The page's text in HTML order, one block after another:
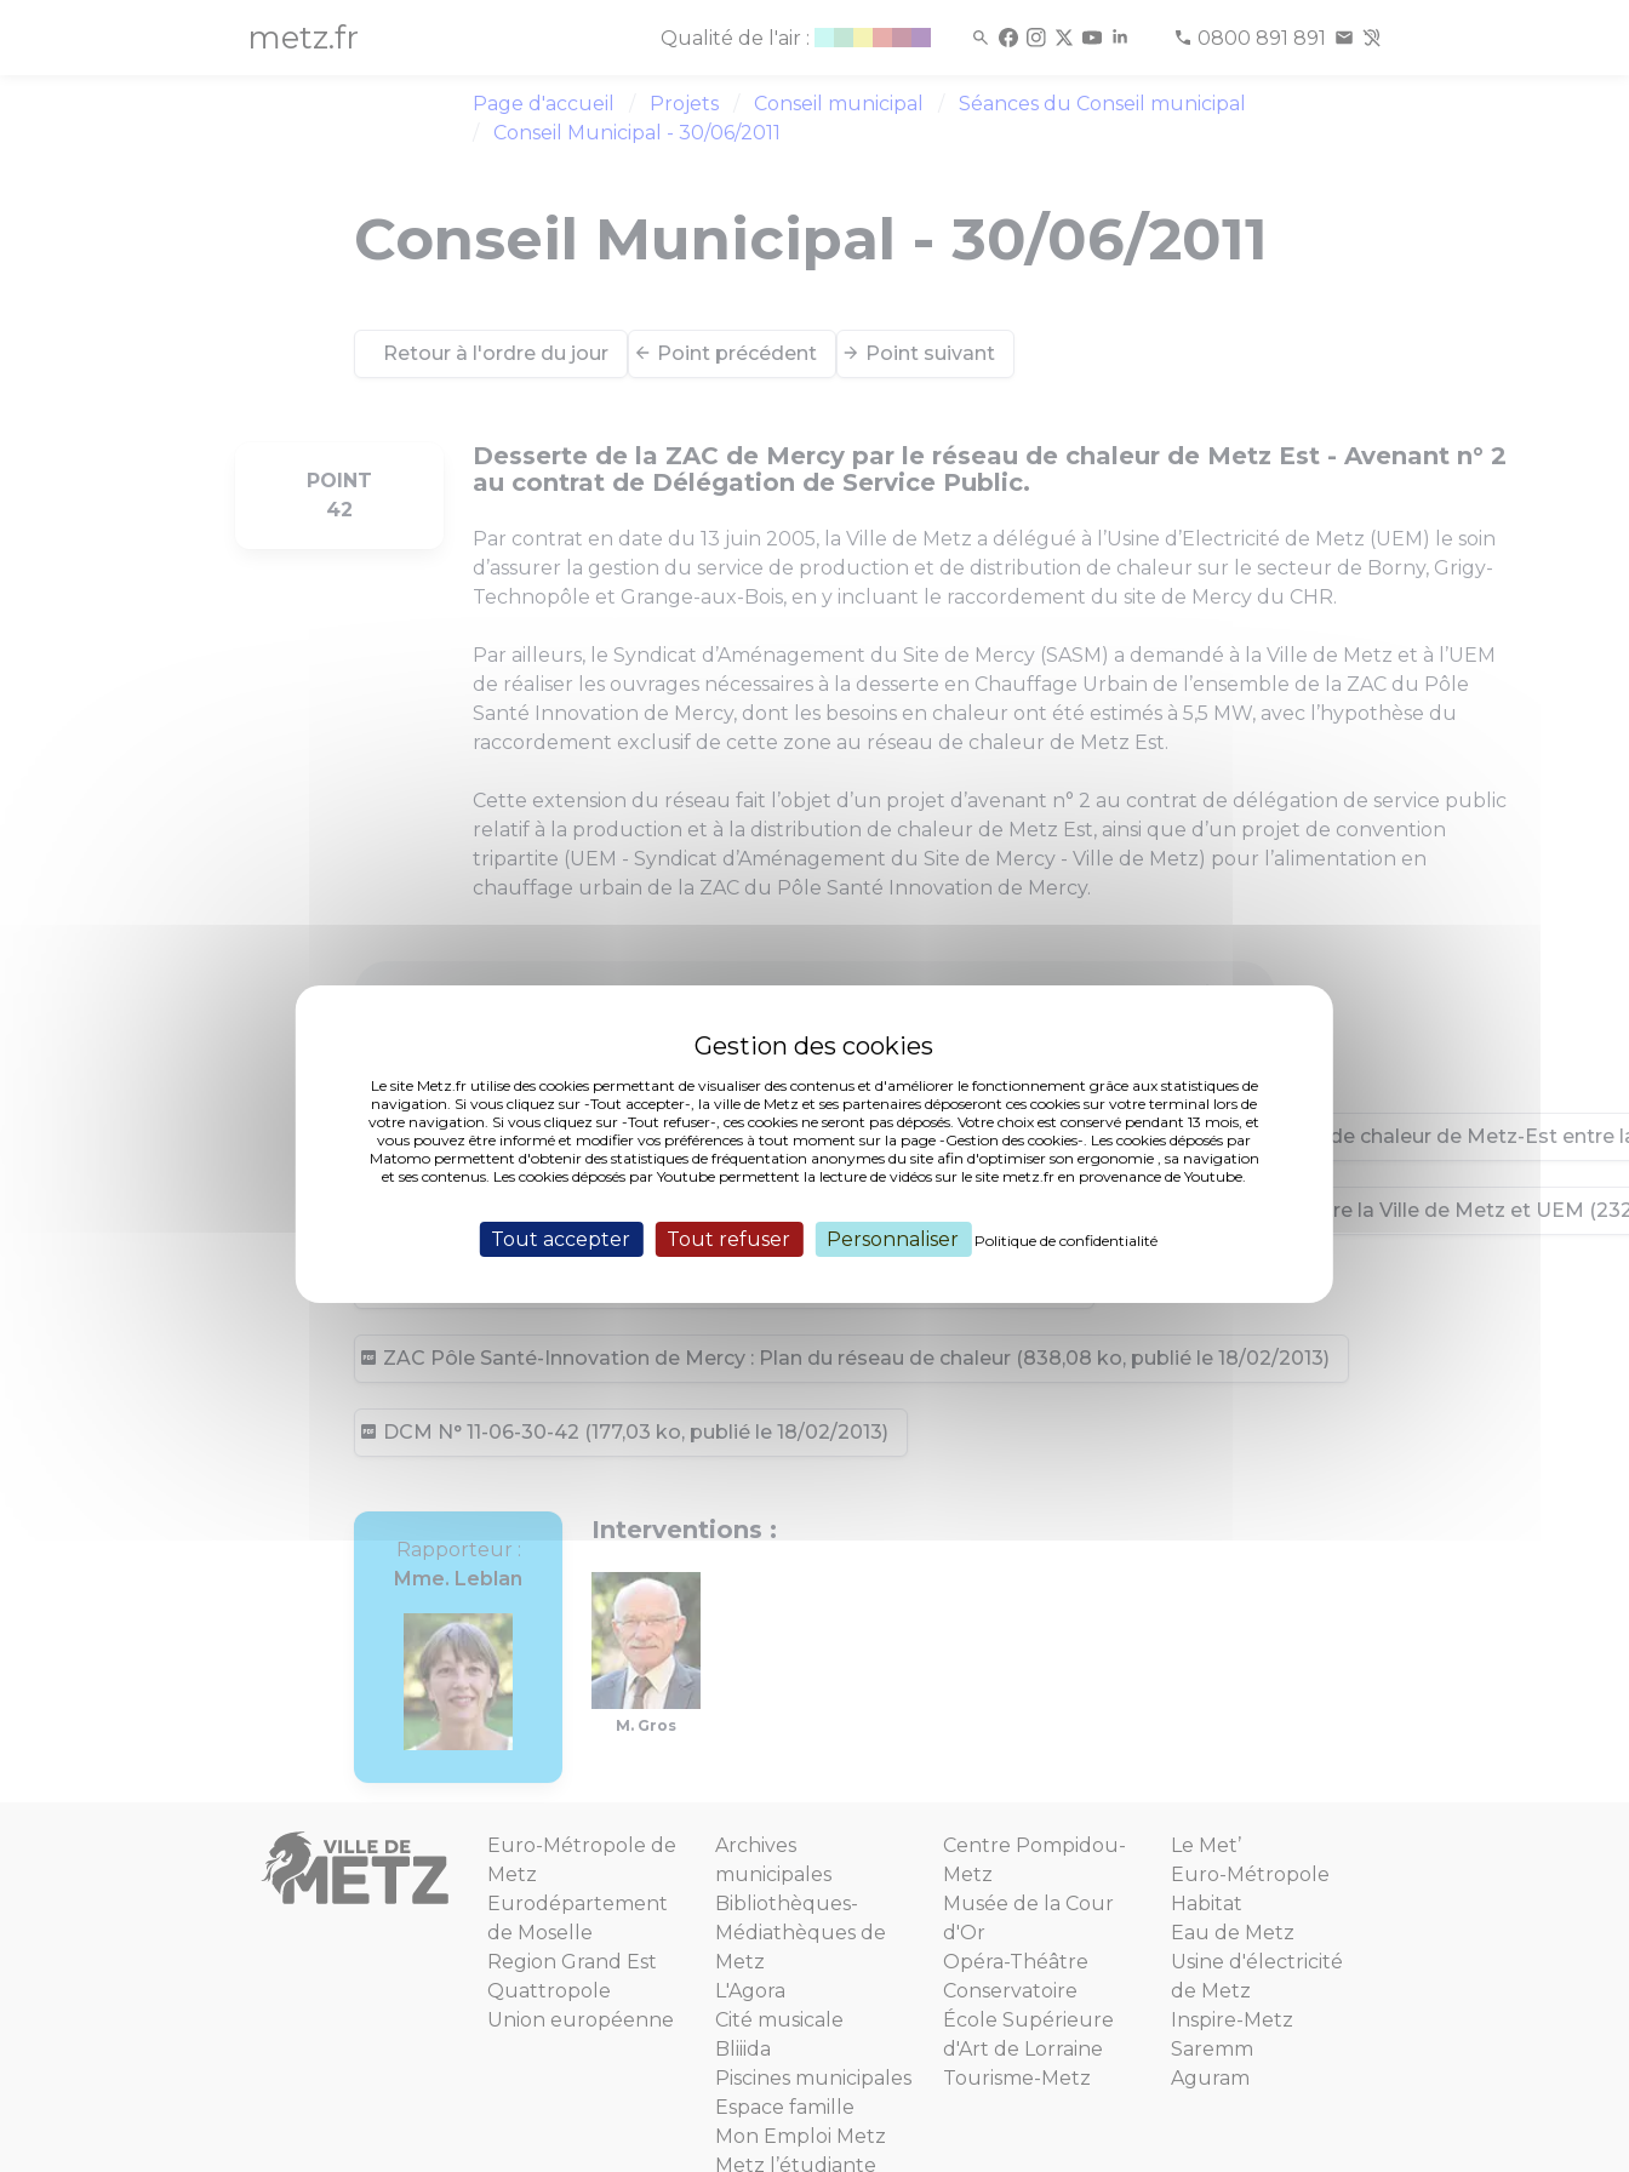
Le site Metz.fr utilise des cookies permettant de visualiser des contenus et d'améliorer le fonctionnement grâce aux statistiques de
navigation. Si vous cliquez sur -Tout accepter-, la ville de Metz et ses partenaires déposeront ces cookies sur votre terminal lors de
votre navigation. Si vous cliquez sur -Tout refuser-, ces cookies ne seront pas déposés. Votre choix est conservé pendant 13 mois, et
vous pouvez être informé et modifier vos préférences à tout moment sur la page -Gestion des cookies-. Les cookies déposés par
Matomo permettent d'obtenir des statistiques de fréquentation anonymes du site afin d'optimiser son ergonomie , sa navigation
et ses contenus. Les cookies déposés par Youtube permettent la lecture de vidéos sur le site metz.fr en provenance de Youtube.
Tout accepter Tout refuser Personnaliser Politique de confidentialité
metz.fr Qualité de l'air : 0800 891 891
Page d'accueil Projets Conseil municipal
Séances du Conseil municipal
Conseil Municipal - 30/06/2011
Conseil Municipal - 30/06/2011
Retour à l'ordre du jour Point précédent Point suivant
POINT
42
Desserte de la ZAC de Mercy par le réseau de chaleur de Metz Est - Avenant n° 2
au contrat de Délégation de Service Public.
Par contrat en date du 13 juin 2005, la Ville de Metz a délégué à l’Usine d’Electricité de Metz (UEM) le soin
d’assurer la gestion du service de production et de distribution de chaleur sur le secteur de Borny, Grigy-
Technopôle et Grange-aux-Bois, en y incluant le raccordement du site de Mercy du CHR.
Par ailleurs, le Syndicat d’Aménagement du Site de Mercy (SASM) a demandé à la Ville de Metz et à l’UEM
de réaliser les ouvrages nécessaires à la desserte en Chauffage Urbain de l’ensemble de la ZAC du Pôle
Santé Innovation de Mercy, dont les besoins en chaleur ont été estimés à 5,5 MW, avec l’hypothèse du
raccordement exclusif de cette zone au réseau de chaleur de Metz Est.
Cette extension du réseau fait l’objet d’un projet d’avenant n° 2 au contrat de délégation de service public
relatif à la production et à la distribution de chaleur de Metz Est, ainsi que d’un projet de convention
tripartite (UEM - Syndicat d’Aménagement du Site de Mercy - Ville de Metz) pour l’alimentation en
chauffage urbain de la ZAC du Pôle Santé Innovation de Mercy.
Avenant N° 2 au contrat de délégation de service public relatif à la production et à la distribution de chaleur de Metz-Est entre
Convention pour l'alimentation en chauffage urbain - ZAC du Pôle Santé Innovation de Mercy entre la Ville de Metz et UEM
ZAC Pôle Santé-Innovation de Mercy : Plan du réseau de chaleur (838,08 ko, publié le 18/02/2013)
DCM N° 11-06-30-42 (177,03 ko, publié le 18/02/2013)
Rapporteur :
Mme. Leblan
Interventions :
M. Gros
Euro-Métropole de
Metz
Eurodépartement
de Moselle
Region Grand Est
Quattropole
Union européenne
Archives
municipales
Bibliothèques-
Médiathèques de
Metz
L'Agora
Cité musicale
Bliiida
Piscines municipales
Espace famille
Mon Emploi Metz
Metz l’étudiante
Centre Pompidou-
Metz
Musée de la Cour
d'Or
Opéra-Théâtre
Conservatoire
École Supérieure
d'Art de Lorraine
Tourisme-Metz
Le Met’
Euro-Métropole
Habitat
Eau de Metz
Usine d'électricité
de Metz
Inspire-Metz
Saremm
Aguram